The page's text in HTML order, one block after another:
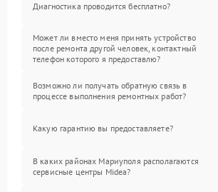
Диагностика проводится бесплатно?
Может ли вместо меня принять устройство
после ремонта другой человек, контактный
телефон которого я предоставлю?
Возможно ли получать обратную связь в
процессе выполнения ремонтных работ?
Какую гарантию вы предоставляете?
В каких районах Мариуполя располагаются
сервисные центры Midea?